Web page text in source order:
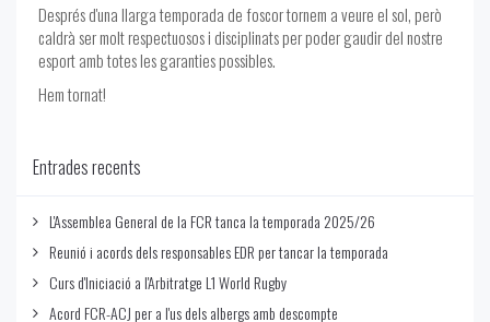
Després d'una llarga temporada de foscor tornem a veure el sol, però
caldrà ser molt respectuosos i disciplinats per poder gaudir del nostre
esport amb totes les garanties possibles.
Hem tornat!
Entrades recents
L'Assemblea General de la FCR tanca la temporada 2025/26
Reunió i acords dels responsables EDR per tancar la temporada
Curs d'Iniciació a l'Arbitratge L1 World Rugby
Acord FCR-ACJ per a l'us dels albergs amb descompte